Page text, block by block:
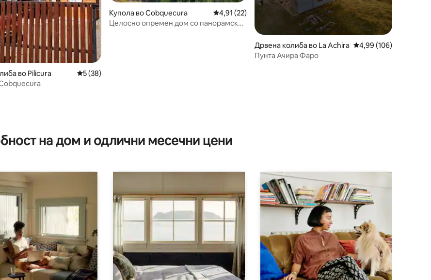
5, 74 рецензии
во Pilicura Просечна оцена: 5 од 5, 38 рецензии
5 (38)
Купола во Cobquecura Просечна оцена: 4,91 од 5, 22 рецензии
4,91 (22)
Целосно опремен дом со панорамски
Дрвена колиба во La Achira Просечна оцена: 4,99
4,99 (106)
Пунта Ачира Фаро
на дом и одлични месечни цени